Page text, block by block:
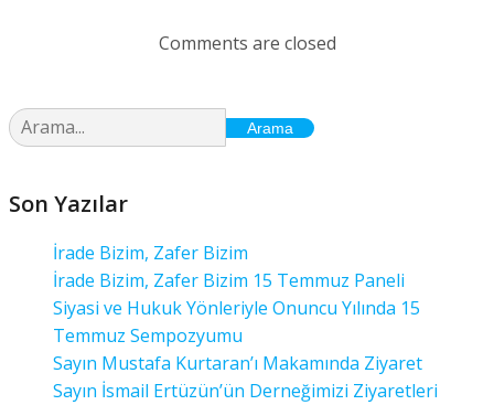
Comments are closed
Arama
Son Yazılar
İrade Bizim, Zafer Bizim
İrade Bizim, Zafer Bizim 15 Temmuz Paneli
Siyasi ve Hukuk Yönleriyle Onuncu Yılında 15
Temmuz Sempozyumu
Sayın Mustafa Kurtaran’ı Makamında Ziyaret
Sayın İsmail Ertüzün’ün Derneğimizi Ziyaretleri